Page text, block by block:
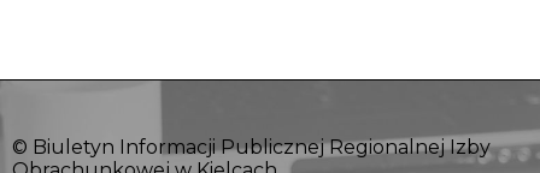
© Biuletyn Informacji Publicznej Regionalnej Izby